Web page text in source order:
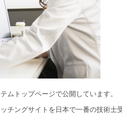
ムトップページで公開しています。
チングサイトを日本で一番の技術士